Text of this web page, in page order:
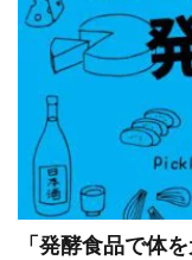
「発酵食品で体